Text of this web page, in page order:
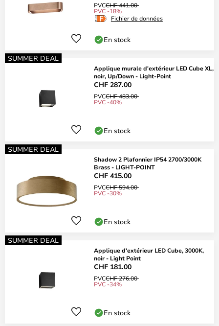
PVCCHF 441.00
PVC -18%
Fichier de données
En stock
SUMMER DEAL
Applique murale d'extérieur LED Cube XL,
noir, Up/Down - Light-Point
CHF 287.00
PVCCHF 483.00
PVC -40%
En stock
SUMMER DEAL
Shadow 2 Plafonnier IP54 2700/3000K
Brass - LIGHT-POINT
CHF 415.00
PVCCHF 594.00
PVC -30%
En stock
SUMMER DEAL
Applique d'extérieur LED Cube, 3000K,
noir - Light Point
CHF 181.00
PVCCHF 276.00
PVC -34%
En stock